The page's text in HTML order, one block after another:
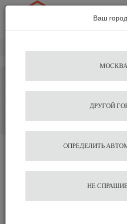
Избранное
Кофемашины
Профессиональные
Суперавтоматы
Разное
Ваш город
МОСКВА
ДРУГОЙ
ОПРЕДЕЛИТЬ
НЕ